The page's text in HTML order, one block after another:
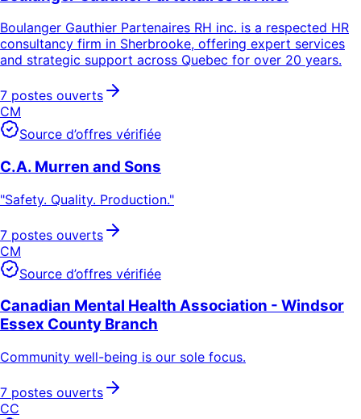
Boulanger Gauthier Partenaires RH inc. is a respected HR
consultancy firm in Sherbrooke, offering expert services
and strategic support across Quebec for over 20 years.
7 postes ouverts
CM
Source d’offres vérifiée
C.A. Murren and Sons
"Safety. Quality. Production."​
7 postes ouverts
CM
Source d’offres vérifiée
Canadian Mental Health Association - Windsor
Essex County Branch
Community well-being is our sole focus.
7 postes ouverts
CC